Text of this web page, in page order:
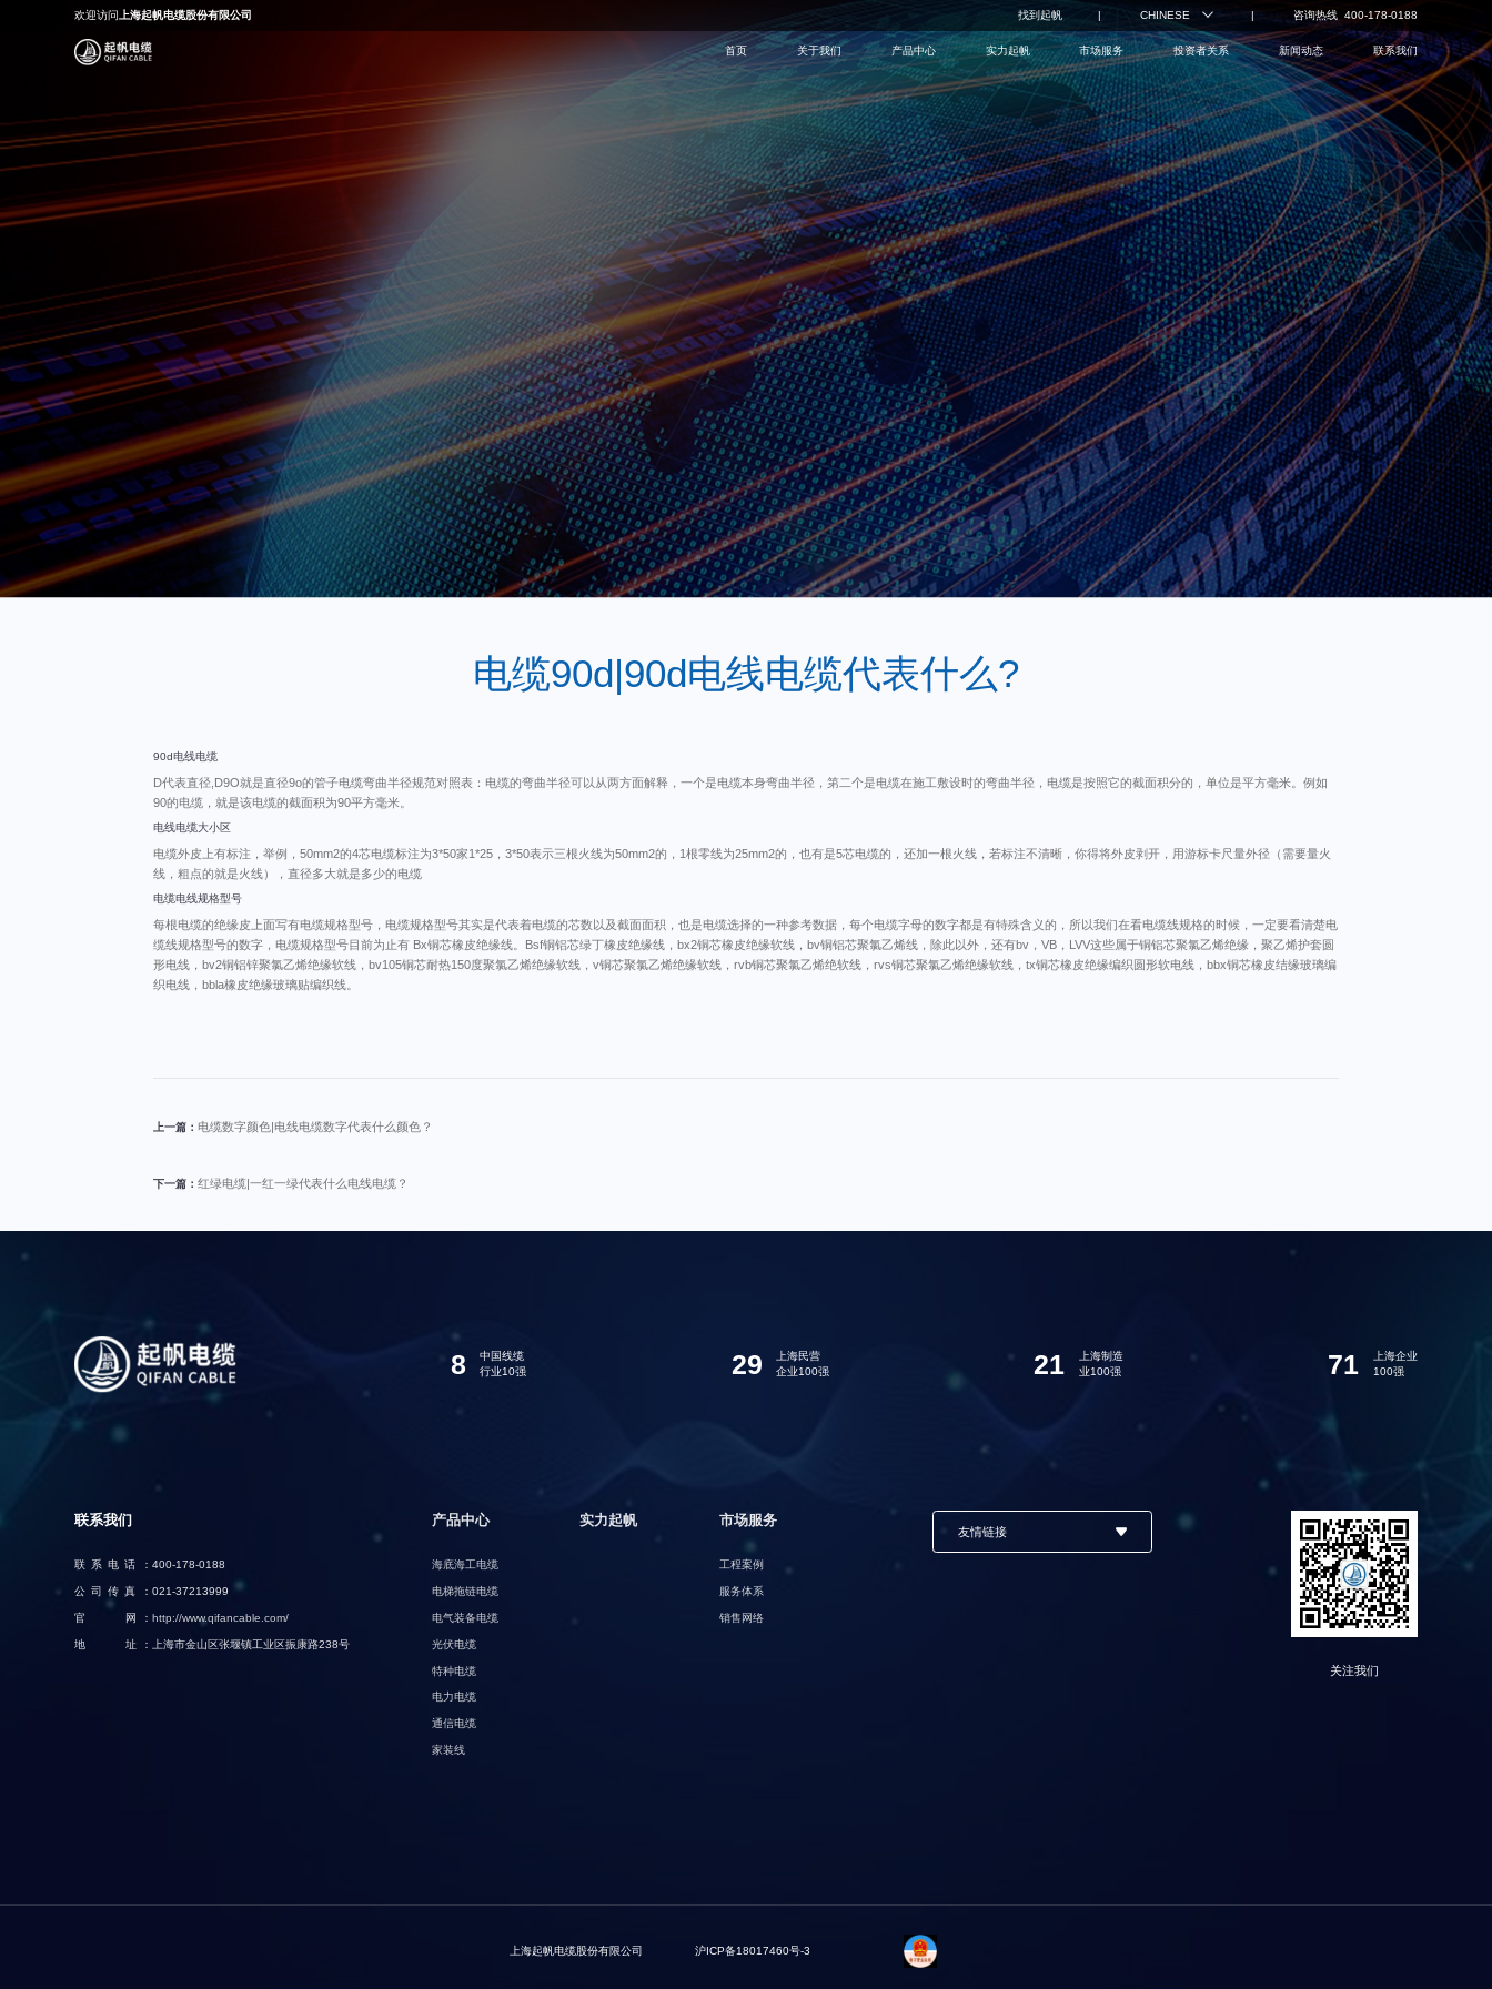
欢迎访问 上海起帆电缆股份有限公司 找到起帆 CHINESE 咨询热线 400-178-0188
首页 关于我们 产品中心 实力起帆 市场服务 投资者关系 新闻动态 联系我们
电缆90d|90d电线电缆代表什么?
90d电线电缆
D代表直径,D9O就是直径9o的管子电缆弯曲半径规范对照表：电缆的弯曲半径可以从两方面解释，一个是电缆本身弯曲半径，第二个是电缆在施工敷设时的弯曲半径，电缆是按照它的截面积分的，单位是平方毫米。例如
90的电缆，就是该电缆的截面积为90平方毫米。
电线电缆大小区
电缆外皮上有标注，举例，50mm2的4芯电缆标注为3*50家1*25，3*50表示三根火线为50mm2的，1根零线为25mm2的，也有是5芯电缆的，还加一根火线，若标注不清晰，你得将外皮剥开，用游标卡尺量外径（需要量火
线，粗点的就是火线），直径多大就是多少的电缆
电缆电线规格型号
每根电缆的绝缘皮上面写有电缆规格型号，电缆规格型号其实是代表着电缆的芯数以及截面面积，也是电缆选择的一种参考数据，每个电缆字母的数字都是有特殊含义的，所以我们在看电缆线规格的时候，一定要看清楚电
缆线规格型号的数字，电缆规格型号目前为止有 Bx铜芯橡皮绝缘线。Bsf铜铝芯绿丁橡皮绝缘线，bx2铜芯橡皮绝缘软线，bv铜铝芯聚氯乙烯线，除此以外，还有bv，VB，LVV这些属于铜铝芯聚氯乙烯绝缘，聚乙烯护套圆
形电线，bv2铜铝锌聚氯乙烯绝缘软线，bv105铜芯耐热150度聚氯乙烯绝缘软线，v铜芯聚氯乙烯绝缘软线，rvb铜芯聚氯乙烯绝软线，rvs铜芯聚氯乙烯绝缘软线，tx铜芯橡皮绝缘编织圆形软电线，bbx铜芯橡皮结缘玻璃编
织电线，bbla橡皮绝缘玻璃贴编织线。
上一篇： 电缆数字颜色|电线电缆数字代表什么颜色？
下一篇： 红绿电缆|一红一绿代表什么电线电缆？
8
中国线缆
行业10强
29
上海民营
企业100强
21
上海制造
业100强
71
上海企业
100强
联系我们
联系电话：400-178-0188
公司传真：021-37213999
官 网：http://www.qifancable.com/
地 址： 上海市金山区张堰镇工业区振康路238号
产品中心
海底海工电缆
电梯拖链电缆
电气装备电缆
光伏电缆
特种电缆
电力电缆
通信电缆
家装线
实力起帆 市场服务
工程案例
服务体系
销售网络
友情链接
关注我们
上海起帆电缆股份有限公司 沪ICP备18017460号-3